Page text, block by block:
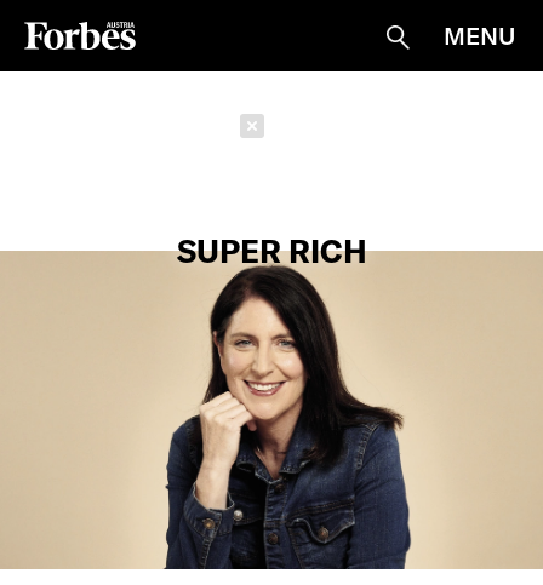
Suche
MENU
SUPER RICH